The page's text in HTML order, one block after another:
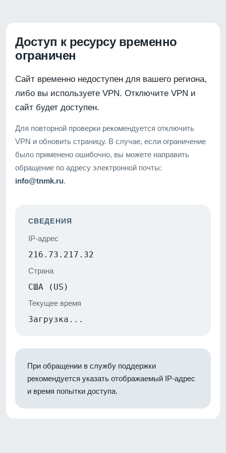
Доступ к ресурсу временно
ограничен
Сайт временно недоступен для вашего региона,
либо вы используете VPN. Отключите VPN и
сайт будет доступен.
Для повторной проверки рекомендуется отключить
VPN и обновить страницу. В случае, если ограничение
было применено ошибочно, вы можете направить
обращение по адресу электронной почты:
info@tnmk.ru.
СВЕДЕНИЯ
IP-адрес
216.73.217.32
Страна
США (US)
Текущее время
Загрузка...
При обращении в службу поддержки
рекомендуется указать отображаемый IP-адрес
и время попытки доступа.